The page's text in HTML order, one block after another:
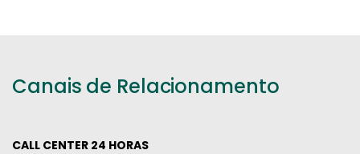
Canais de Relacionamento
CALL CENTER 24 HORAS